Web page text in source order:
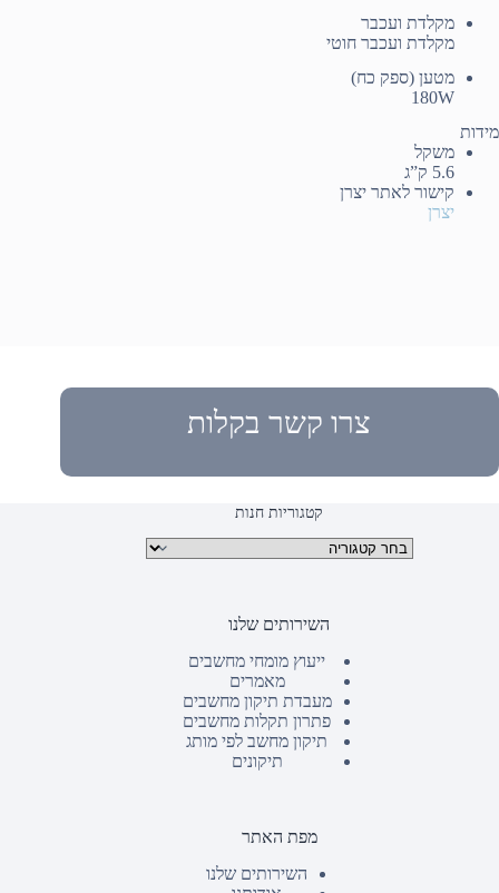
מקלדת ועכבר
מקלדת ועכבר חוטי
מטען (ספק כח)
180W
מידות
משקל
5.6 ק”ג
קישור לאתר יצרן
יצרן
צרו קשר בקלות
קטגוריות חנות
קטגוריות מוצרים
השירותים שלנו
ייעוץ מומחי מחשבים
מאמרים
מעבדת תיקון מחשבים
פתרון תקלות מחשבים
תיקון מחשב לפי מותג
תיקונים
מפת האתר
השירותים שלנו